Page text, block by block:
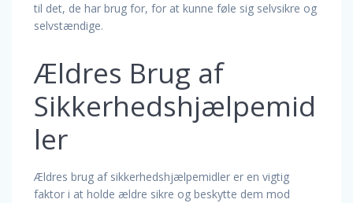
til det, de har brug for, for at kunne føle sig selvsikre og
selvstændige.
Ældres Brug af
Sikkerhedshjælpemid
ler
Ældres brug af sikkerhedshjælpemidler er en vigtig
faktor i at holde ældre sikre og beskytte dem mod